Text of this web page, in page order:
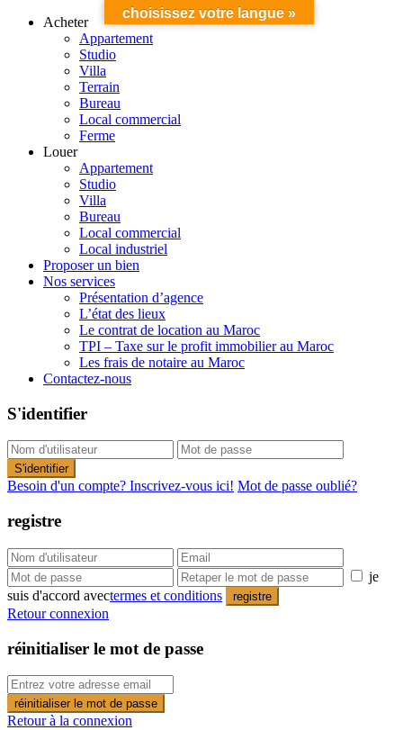
Acheter
Appartement
Studio
Villa
Terrain
Bureau
Local commercial
Ferme
Louer
Appartement
Studio
Villa
Bureau
Local commercial
Local industriel
Proposer un bien
Nos services
Présentation d’agence
L’état des lieux
Le contrat de location au Maroc
TPI – Taxe sur le profit immobilier au Maroc
Les frais de notaire au Maroc
Contactez-nous
S'identifier
S'identifier
Besoin d'un compte? Inscrivez-vous ici! Mot de passe oublié?
registre
je
suis d'accord avectermes et conditions registre
Retour connexion
réinitialiser le mot de passe
réinitialiser le mot de passe
Retour à la connexion
choisissez votre langue »